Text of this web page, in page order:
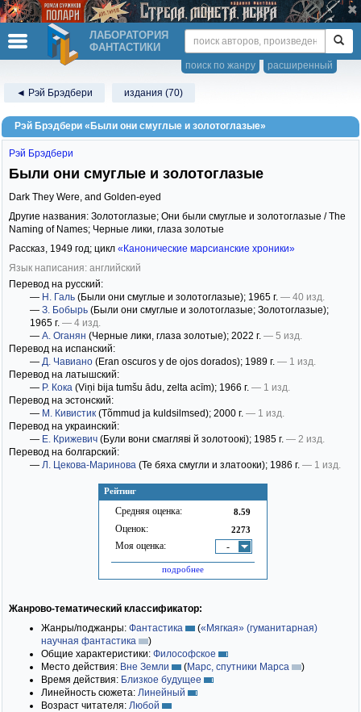
ЛАБОРАТОРИЯ
ФАНТАСТИКИ
расширенный
поиск по жанру
◄ Рэй Брэдбери издания (70)
Рэй Брэдбери «Были они смуглые и золотоглазые»
Рейтинг
Средняя оценка: 8.59
Оценок: 2273
Моя оценка: -
подробнее
Рэй Брэдбери
Были они смуглые и золотоглазые
Dark They Were, and Golden-eyed
Другие названия: Золотоглазые; Они были смуглые и золотоглазые / The
Naming of Names; Черные лики, глаза золотые
Рассказ, 1949 год; цикл «Канонические марсианские хроники»
Язык написания: английский
Перевод на русский:
— Н. Галь (Были они смуглые и золотоглазые); 1965 г. — 40 изд.
— З. Бобырь (Были они смуглые и золотоглазые; Золотоглазые);
1965 г. — 4 изд.
— А. Оганян (Черные лики, глаза золотые); 2022 г. — 5 изд.
Перевод на испанский:
— Д. Чавиано (Eran oscuros y de ojos dorados); 1989 г. — 1 изд.
Перевод на латышский:
— Р. Кока (Viņi bija tumšu ādu, zelta acīm); 1966 г. — 1 изд.
Перевод на эстонский:
— М. Кивистик (Tõmmud ja kuldsilmsed); 2000 г. — 1 изд.
Перевод на украинский:
— Е. Крижевич (Були вони смагляві й золотоокі); 1985 г. — 2 изд.
Перевод на болгарский:
— Л. Цекова-Маринова (Те бяха смугли и златооки); 1986 г. — 1 изд.
Жанрово-тематический классификатор:
Жанры/поджанры: Фантастика («Мягкая» (гуманитарная)
научная фантастика
)
Общие характеристики: Философское
Место действия: Вне Земли (Марс, спутники Марса
)
Время действия: Близкое будущее
Линейность сюжета: Линейный
Возраст читателя: Любой